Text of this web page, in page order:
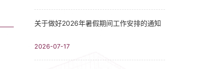
关于做好2026年暑假期间工作安排的通知
2026-07-17